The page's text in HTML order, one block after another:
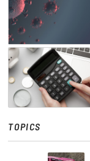
TOPICS